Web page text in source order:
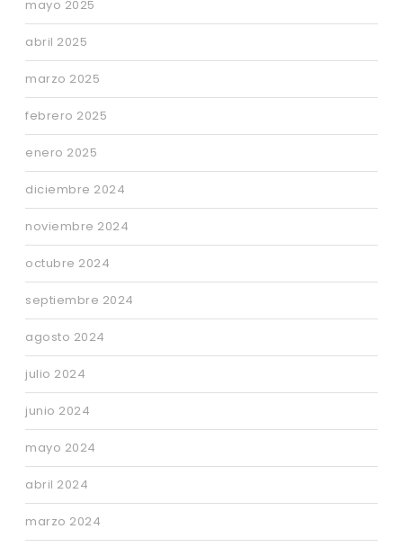
mayo 2025
abril 2025
marzo 2025
febrero 2025
enero 2025
diciembre 2024
noviembre 2024
octubre 2024
septiembre 2024
agosto 2024
julio 2024
junio 2024
mayo 2024
abril 2024
marzo 2024